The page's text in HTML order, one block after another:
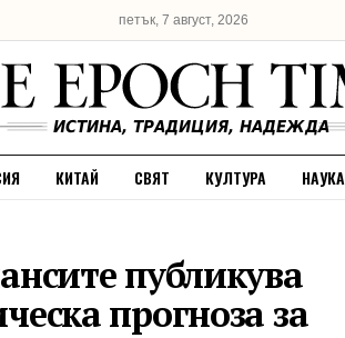
петък, 7 август, 2026
КИТАЙ СВЯТ КУЛТУРА НАУКА
публикува
прогноза за